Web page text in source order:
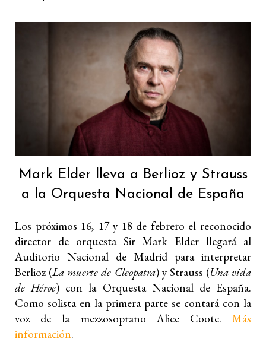
Mark Elder lleva a Berlioz y Strauss
a la Orquesta Nacional de España
Los próximos 16, 17 y 18 de febrero el reconocido
director de orquesta Sir Mark Elder llegará al
Auditorio Nacional de Madrid para interpretar
Berlioz (La muerte de Cleopatra) y Strauss (Una vida
de Héroe) con la Orquesta Nacional de España.
Como solista en la primera parte se contará con la
voz de la mezzosoprano Alice Coote. Más
información.